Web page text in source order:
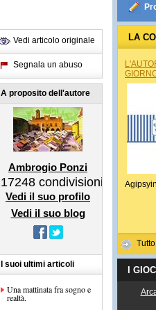
Vedi articolo originale
Segnala un abuso
A proposito dell'autore
Ambrogio Ponzi
17248 condivisioni
Vedi il suo profilo
Vedi il suo blog
I suoi ultimi articoli
Una mattinata fra sogno e
realtà.
LA
I